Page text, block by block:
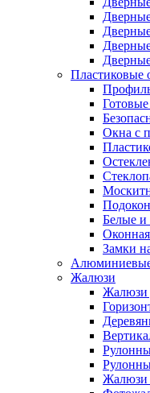
Пластиковые
Окна с
Белые и
Замки
Жалюзи
Жалюзи
Жалюзи